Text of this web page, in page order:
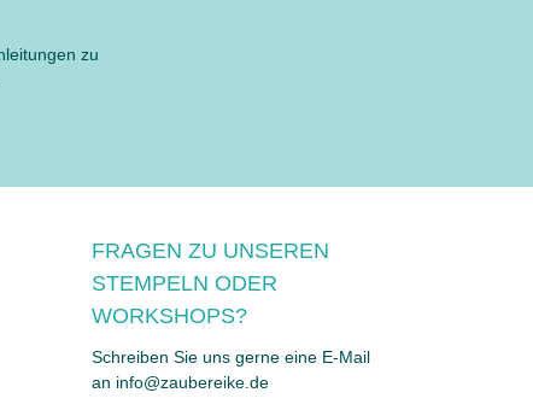
zu
FRAGEN ZU UNSEREN
STEMPELN ODER
WORKSHOPS?
Schreiben Sie uns gerne eine E-Mail
an info@zaubereike.de